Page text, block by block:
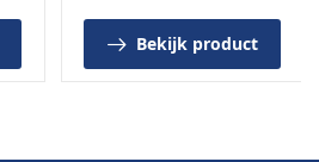
Bekijk product